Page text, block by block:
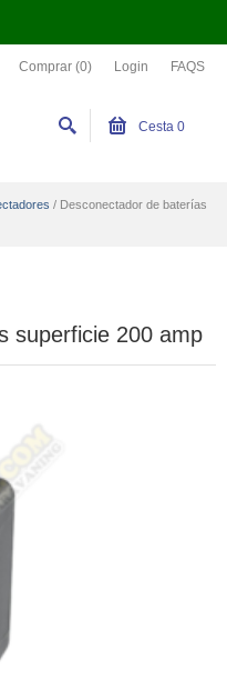
Comprar (0) Login FAQS
Cesta 0
/ Desconectador de baterías
superficie 200 amp